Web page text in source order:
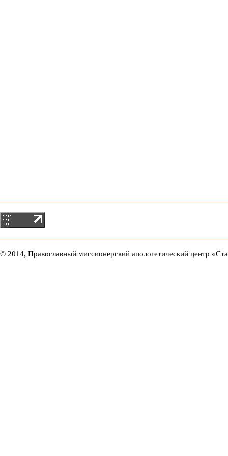
© 2014, Православный миссионерский апологетический центр